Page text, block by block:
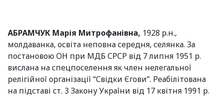
АБРАМЧУК Марія Митрофанівна, 1928 р.н.,
молдаванка, освіта неповна середня, селянка. За
постановою ОН при МДБ СРСР від 7 липня 1951 р.
вислана на спецпоселення як член нелегальної
релігійної організації “Свідки Єгови”. Реабілітована
на підставі ст. 3 Закону України від 17 квітня 1991 р.